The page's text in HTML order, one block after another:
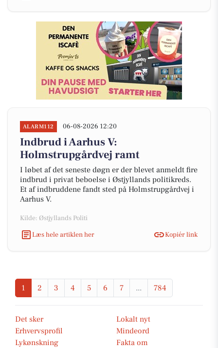
ALARM112 06-08-2026 12:20
Indbrud i Aarhus V:
Holmstrupgårdvej ramt
I løbet af det seneste døgn er der blevet anmeldt fire
indbrud i privat beboelse i Østjyllands politikreds.
Et af indbruddene fandt sted på Holmstrupgårdvej i
Aarhus V.
Kilde: Østjyllands Politi
Læs hele artiklen her
Kopiér link
1 2 3 4 5 6 7 ... 784
Det sker
Lokalt nyt
Erhvervsprofil
Mindeord
Lykønskning
Fakta om